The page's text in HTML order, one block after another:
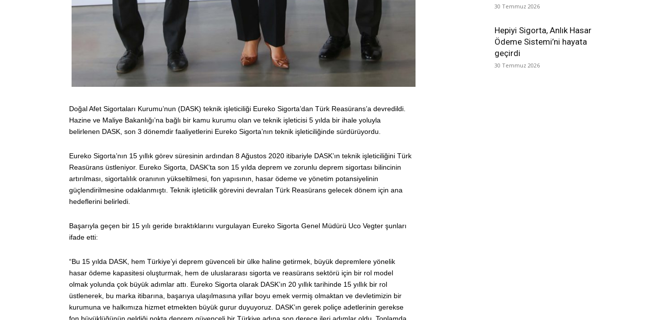
30 Temmuz 2026
Hepiyi Sigorta, Anlık Hasar
Ödeme Sistemi’ni hayata
geçirdi
30 Temmuz 2026
Doğal Afet Sigortaları Kurumu’nun (DASK) teknik işleticiliği Eureko Sigorta’dan Türk Reasürans’a devredildi.
Hazine ve Maliye Bakanlığı’na bağlı bir kamu kurumu olan ve teknik işleticisi 5 yılda bir ihale yoluyla
belirlenen DASK, son 3 dönemdir faaliyetlerini Eureko Sigorta’nın teknik işleticiliğinde sürdürüyordu.
Eureko Sigorta’nın 15 yıllık görev süresinin ardından 8 Ağustos 2020 itibariyle DASK’ın teknik işleticiliğini Türk
Reasürans üstleniyor. Eureko Sigorta, DASK’ta son 15 yılda deprem ve zorunlu deprem sigortası bilincinin
artırılması, sigortalılık oranının yükseltilmesi, fon yapısının, hasar ödeme ve yönetim potansiyelinin
güçlendirilmesine odaklanmıştı. Teknik işleticilik görevini devralan Türk Reasürans gelecek dönem için ana
hedeflerini belirledi.
Başarıyla geçen bir 15 yılı geride bıraktıklarını vurgulayan Eureko Sigorta Genel Müdürü Uco Vegter şunları
ifade etti:
“Bu 15 yılda DASK, hem Türkiye’yi deprem güvenceli bir ülke haline getirmek, büyük depremlere yönelik
hasar ödeme kapasitesi oluşturmak, hem de uluslararası sigorta ve reasürans sektörü için bir rol model
olmak yolunda çok büyük adımlar attı. Eureko Sigorta olarak DASK’ın 20 yıllık tarihinde 15 yıllık bir rol
üstlenerek, bu marka itibarına, başarıya ulaşılmasına yıllar boyu emek vermiş olmaktan ve devletimizin bir
kurumuna ve halkımıza hizmet etmekten büyük gurur duyuyoruz. DASK’ın gerek poliçe adetlerinin gerekse
fon büyüklüğünün geldiği nokta deprem güvenceli bir Türkiye adına son derece ileri adımlar oldu. Toplamda